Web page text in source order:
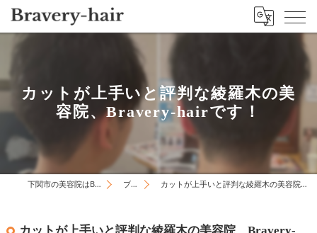
カットが上手いと評判な綾羅木の美
容院、Bravery-hairです！
下関市の美容院はBravery-hair ブログ カットが上手いと評判な綾羅木の美容院、Bravery-hairです！